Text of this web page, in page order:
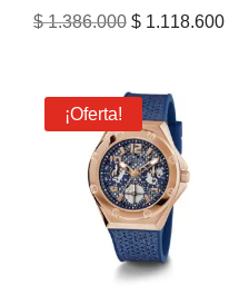
$1.386.000 El
era:
$ 1.386.000.
$ 1.118.600El
¡Oferta!